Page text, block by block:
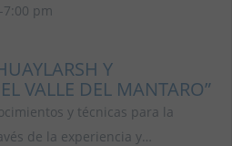
-7:00 pm
Y
VALLE DEL MANTARO”
y técnicas para la
de la experiencia y…